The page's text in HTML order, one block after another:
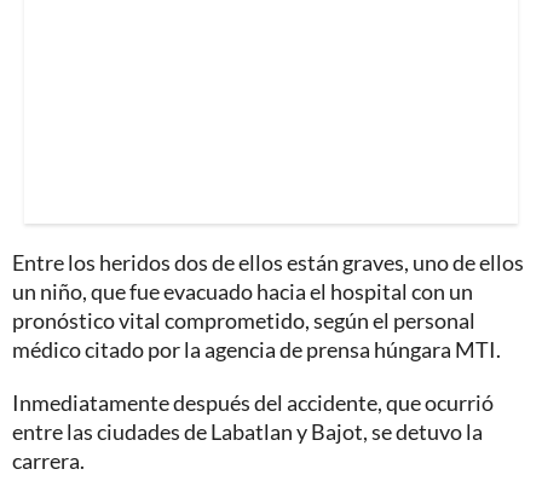
Entre los heridos dos de ellos están graves, uno de ellos
un niño, que fue evacuado hacia el hospital con un
pronóstico vital comprometido, según el personal
médico citado por la agencia de prensa húngara MTI.
Inmediatamente después del accidente, que ocurrió
entre las ciudades de Labatlan y Bajot, se detuvo la
carrera.